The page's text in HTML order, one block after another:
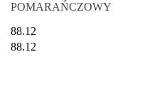
POMARAŃCZOWY
88.12
88.12